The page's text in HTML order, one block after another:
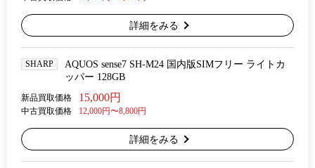
詳細をみる
SHARP
AQUOS sense7 SH-M24 国内版SIMフリー ライトカ
ッパー 128GB
新品買取価格 15,000円
中古買取価格 12,000円〜8,800円
詳細をみる